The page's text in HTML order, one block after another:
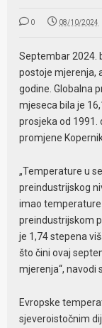
0 08/10/2024
Septembar 2024.
postoje mjerenja,
godine. Globalna
mjeseca bila je
prosjeka od 1991.
promjene
„Temperature u
preindustrijskog
imao temperature
preindustrijskom
je 1,74 stepena
što čini ovaj
mjerenja“, navodi
Еvropske
sjeveroistočnim